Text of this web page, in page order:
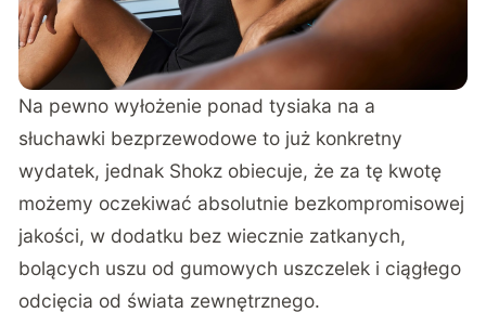
Na pewno wyłożenie ponad tysiaka na a
słuchawki bezprzewodowe to już konkretny
wydatek, jednak Shokz obiecuje, że za tę kwotę
możemy oczekiwać absolutnie bezkompromisowej
jakości, w dodatku bez wiecznie zatkanych,
bolących uszu od gumowych uszczelek i ciągłego
odcięcia od świata zewnętrznego.